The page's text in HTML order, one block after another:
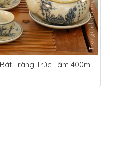
Tràng Trúc Lâm 400ml